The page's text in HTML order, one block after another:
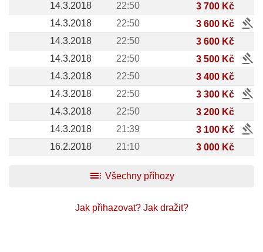
14.3.2018 22:50
3 700 Kč
14.3.2018
22:50 3 600 Kč gavel
14.3.2018 22:50
3 600 Kč
14.3.2018
22:50 3 500 Kč gavel
14.3.2018 22:50
3 400 Kč
14.3.2018
22:50 3 300 Kč gavel
14.3.2018 22:50
3 200 Kč
14.3.2018
21:39 3 100 Kč gavel
16.2.2018 21:10 3 000 Kč
toc Všechny příhozy
Jak přihazovat? Jak dražit?